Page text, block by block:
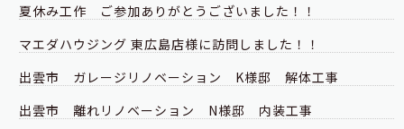
夏休み工作 ご参加ありがとうございました！！
マエダハウジング 東広島店様に訪問しました！！
出雲市 ガレージリノベーション K様邸 解体工事
出雲市 離れリノベーション N様邸 内装工事